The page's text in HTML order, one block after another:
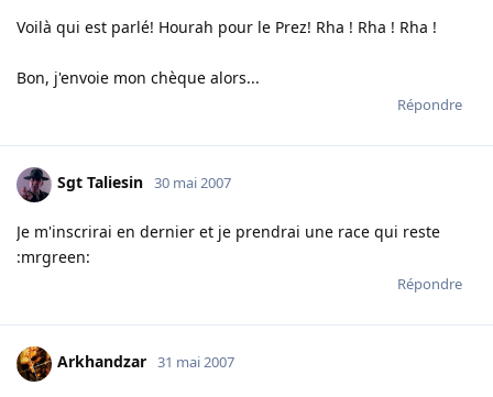
Voilà qui est parlé! Hourah pour le Prez! Rha ! Rha ! Rha !
Bon, j'envoie mon chèque alors...
Répondre
Sgt Taliesin 30 mai 2007
Je m'inscrirai en dernier et je prendrai une race qui reste
:mrgreen:
Répondre
Arkhandzar 31 mai 2007